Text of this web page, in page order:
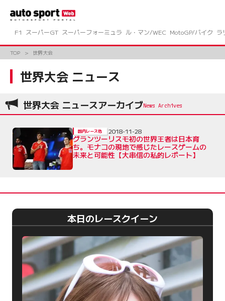
ツ
ス
F1 スーパーGT スーパーフォーミュラ ル・マン/WEC MotoGP/バイク ラ
TOP 世界大会
世界大会 ニュース
世界大会 ニュースアーカイブ
グランツーリスモ初の世界王者は日本育
ち。モナコの現地で感じたレースゲームの
未来と可能性【大串信の私的レポート】
国内レース他 2018-11-28
本日のレースクイーン